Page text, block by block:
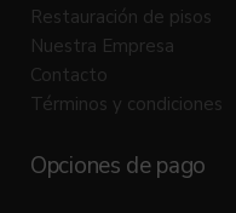
Restauración de pisos
Nuestra Empresa
Contacto
Términos y condiciones
Opciones de pago